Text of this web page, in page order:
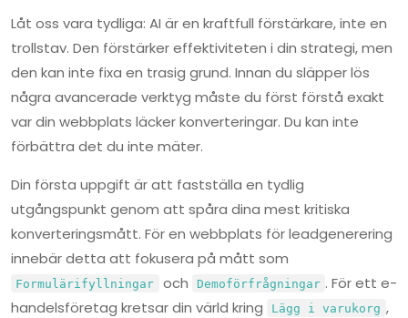
Låt oss vara tydliga: AI är en kraftfull förstärkare, inte en
trollstav. Den förstärker effektiviteten i din strategi, men
den kan inte fixa en trasig grund. Innan du släpper lös
några avancerade verktyg måste du först förstå exakt
var din webbplats läcker konverteringar. Du kan inte
förbättra det du inte mäter.
Din första uppgift är att fastställa en tydlig
utgångspunkt genom att spåra dina mest kritiska
konverteringsmått. För en webbplats för leadgenerering
innebär detta att fokusera på mått som
Formulärifyllningar och Demoförfrågningar . För ett e-
handelsföretag kretsar din värld kring
Lägg i varukorg ,